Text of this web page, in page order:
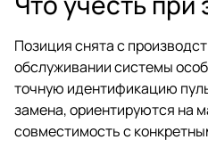
Позиция снята с
обслуживании системы
точную идентификацию
замена, ориентируются на
совместимость с